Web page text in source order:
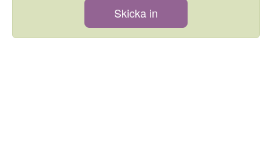
Skicka in